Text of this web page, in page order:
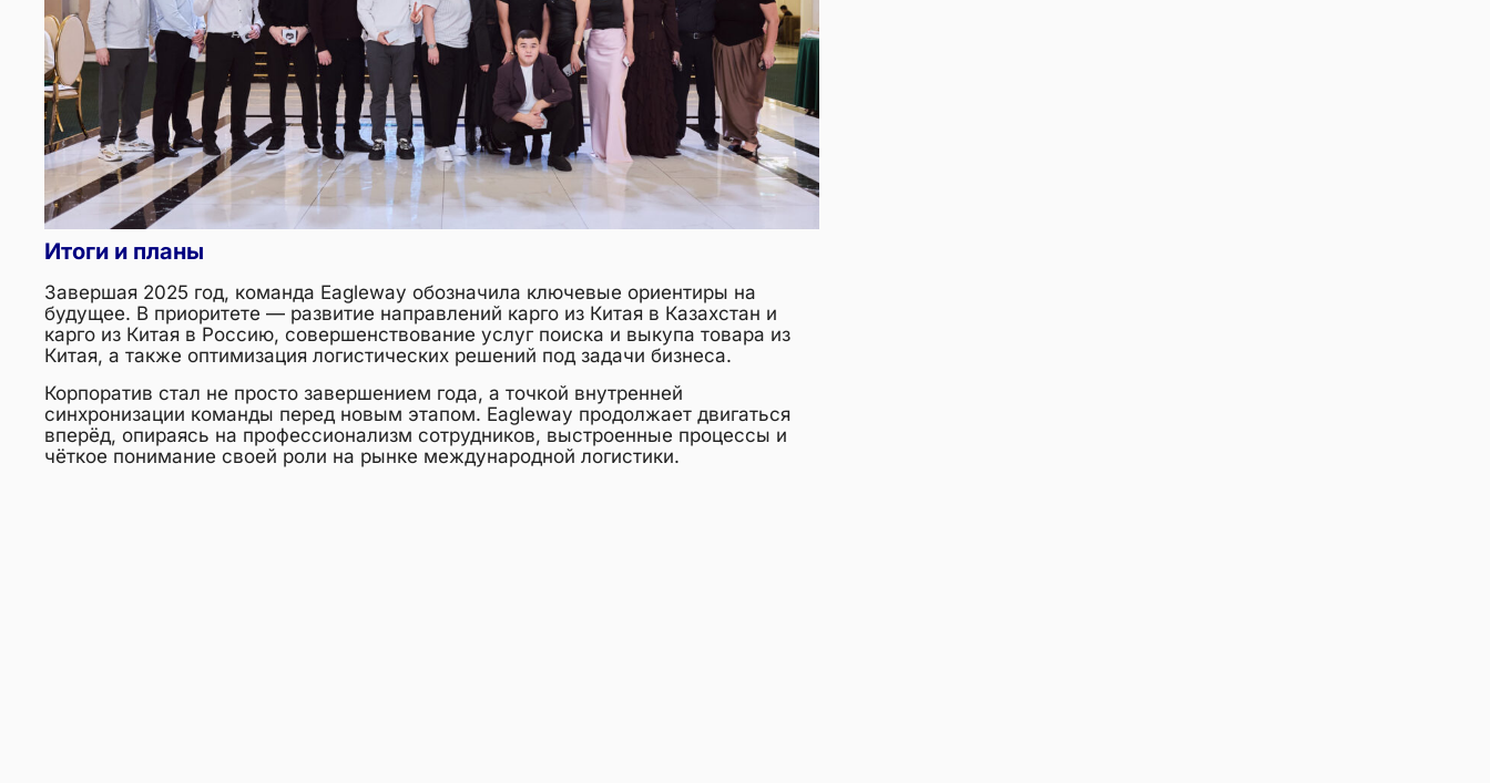
Итоги и планы
Завершая 2025 год, команда Eagleway обозначила ключевые ориентиры на
будущее. В приоритете — развитие направлений карго из Китая в Казахстан и
карго из Китая в Россию, совершенствование услуг поиска и выкупа товара из
Китая, а также оптимизация логистических решений под задачи бизнеса.
Корпоратив стал не просто завершением года, а точкой внутренней
синхронизации команды перед новым этапом. Eagleway продолжает двигаться
вперёд, опираясь на профессионализм сотрудников, выстроенные процессы и
чёткое понимание своей роли на рынке международной логистики.